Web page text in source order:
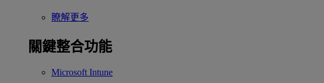
瞭解更多
關鍵整合功能
Microsoft Intune